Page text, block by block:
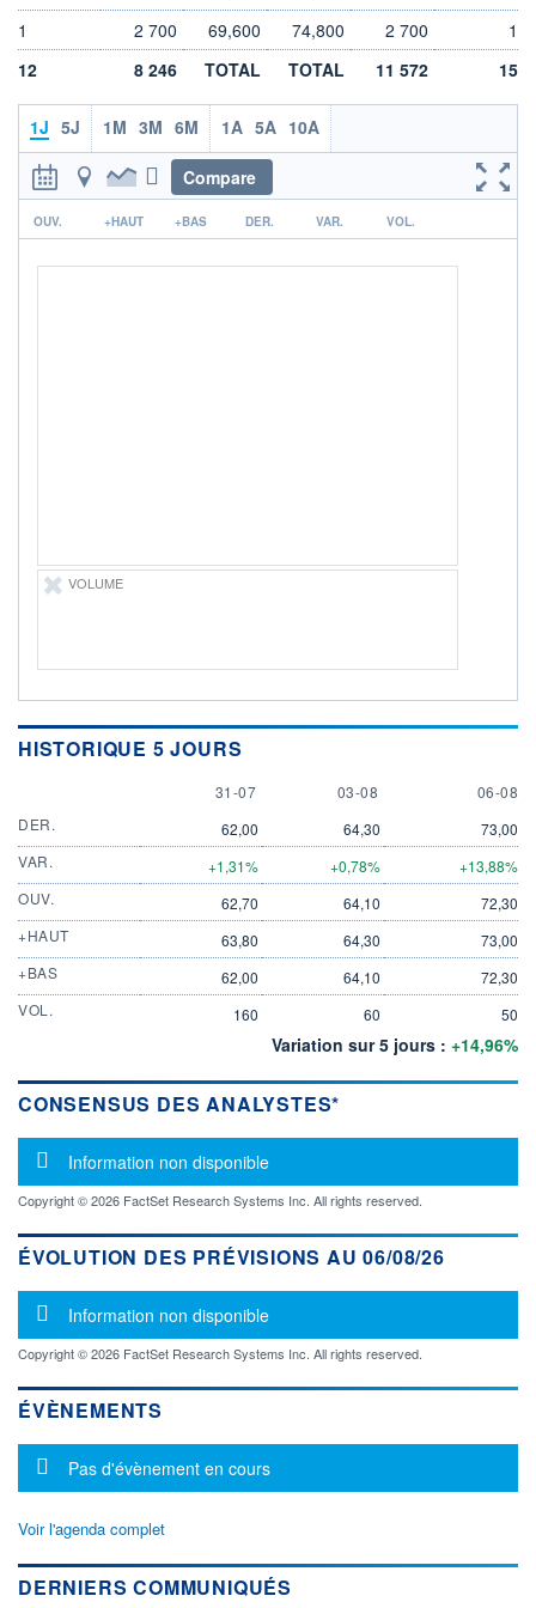
0,000
HAUSSE
0,000
ESTIMÉ 2026
-
2026
-
DERNIER
DIVIDENDE
0,00 EUR -
1
2 700 69,600 74,800 2 700
1
12
8 246 TOTAL TOTAL 11 572 15
1J 5J 1M 3M 6M 1A 5A 10A
Compare
r
OUV. +HAUT +BAS DER. VAR. VOL.
VOLUME
HISTORIQUE 5 JOURS
31 JULY
31-07 3 AUGUST
03-08 6
06-08
DER.
62,00 64,30
73,00
VAR.
+1,31% +0,78%
+13,88%
OUV.
62,70 64,10
72,30
+HAUT
63,80 64,30
73,00
+BAS
62,00 64,10
72,30
VOL.
160 60 50
Variation sur 5 jours : +14,96%
CONSENSUS DES ANALYSTES*
Message d'information
Information non disponible
Copyright © 2026 FactSet Research Systems Inc. All rights reserved.
ÉVOLUTION DES PRÉVISIONS AU 06/08/26
Message d'information
Information non disponible
Copyright © 2026 FactSet Research Systems Inc. All rights reserved.
ÉVÈNEMENTS
Message d'information
Pas d'évènement en cours
Voir l'agenda complet
DERNIERS COMMUNIQUÉS